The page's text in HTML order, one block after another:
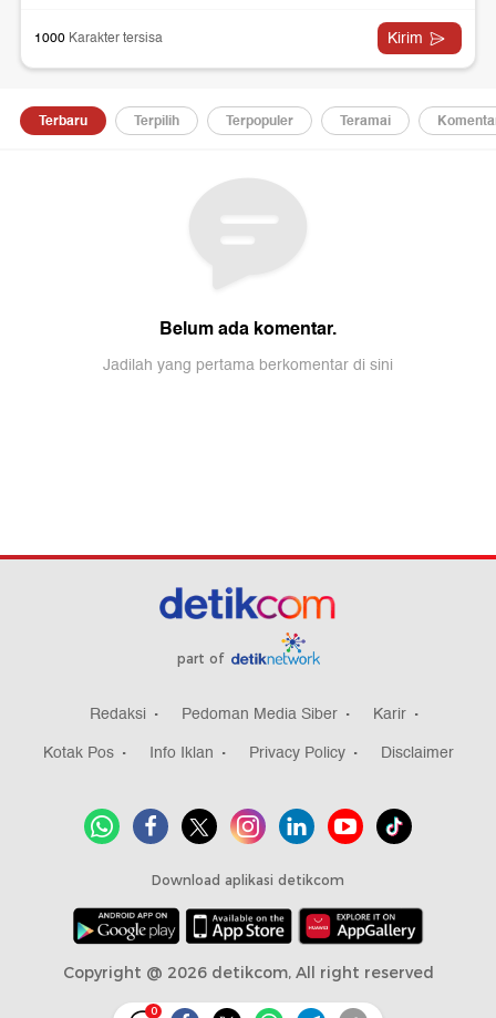
0
part of
Redaksi Pedoman Media Siber
Karir
Kotak Pos
Info Iklan Privacy Policy Disclaimer
Download aplikasi detikcom
Copyright @ 2026 detikcom, All right reserved